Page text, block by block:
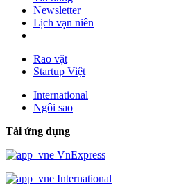
Newsletter
Lịch vạn niên
Rao vặt
Startup Việt
International
Ngôi sao
Tải ứng dụng
VnExpress
International